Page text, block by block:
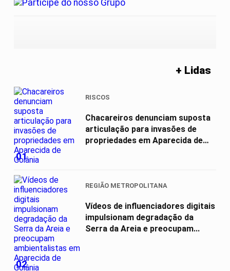
+ Lidas
01
RISCOS
Chacareiros denunciam suposta
articulação para invasões de
propriedades em Aparecida de
02
REGIÃO METROPOLITANA
Vídeos de influenciadores digitais
impulsionam degradação da
Serra da Areia e preocupam...